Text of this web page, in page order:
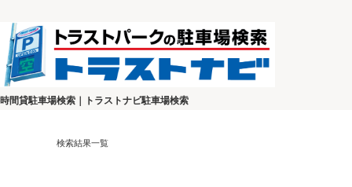
時間貸駐車場検索｜トラストナビ駐車場検索
検索結果一覧